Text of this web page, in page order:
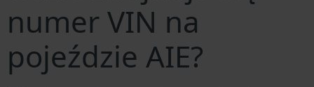
numer VIN na
pojeździe AIE?